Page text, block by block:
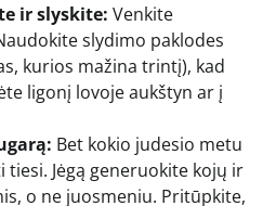
ir slyskite: Venkite
slydimo paklodes
kurios mažina trintį), kad
ligonį lovoje aukštyn ar į
Bet kokio judesio metu
Jėgą generuokite kojų ir
o ne juosmeniu. Pritūpkite,